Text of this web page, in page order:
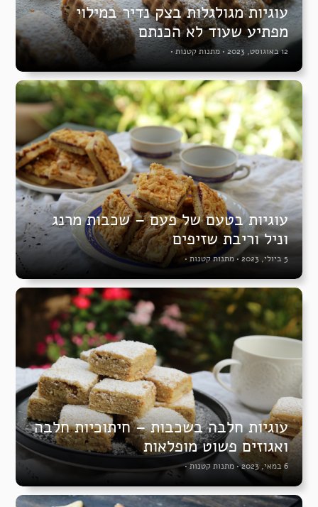
עוגיות מגולגלות בצק נדיר במילוי
מפתיע שעוד לא הכנתם
12 באוגוסט, 2023 •מתנות קטנות •
עוגיות בטעם של פעם – שכבות מרנג
וניל וריבת שזיפים
5 ביולי, 2023 •מתנות קטנות •
עוגיות חלבה בשכבות – חיתוכיות חלבה
ואגוזים פשוט מופלאות
6 במאי, 2023 •מתנות קטנות•